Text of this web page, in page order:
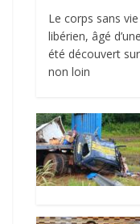
Le corps sans
libérien, âgé
été découvert
non loin